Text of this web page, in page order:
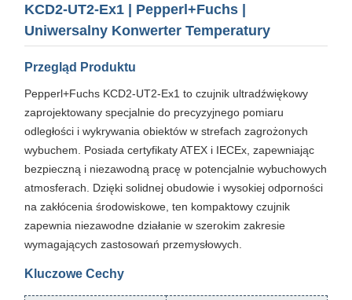
KCD2-UT2-Ex1 | Pepperl+Fuchs |
Uniwersalny Konwerter Temperatury
Przegląd Produktu
Pepperl+Fuchs KCD2-UT2-Ex1 to czujnik ultradźwiękowy
zaprojektowany specjalnie do precyzyjnego pomiaru
odległości i wykrywania obiektów w strefach zagrożonych
wybuchem. Posiada certyfikaty ATEX i IECEx, zapewniając
bezpieczną i niezawodną pracę w potencjalnie wybuchowych
atmosferach. Dzięki solidnej obudowie i wysokiej odporności
na zakłócenia środowiskowe, ten kompaktowy czujnik
zapewnia niezawodne działanie w szerokim zakresie
wymagających zastosowań przemysłowych.
Kluczowe Cechy